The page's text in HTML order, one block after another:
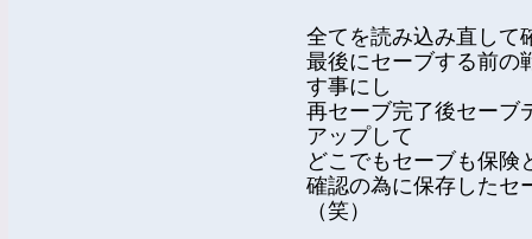
全てを読み込み直して
最後にセーブする前の
す事にし
再セーブ完了後セーブ
アップして
どこでもセーブも保険
確認の為に保存したセ
（笑）